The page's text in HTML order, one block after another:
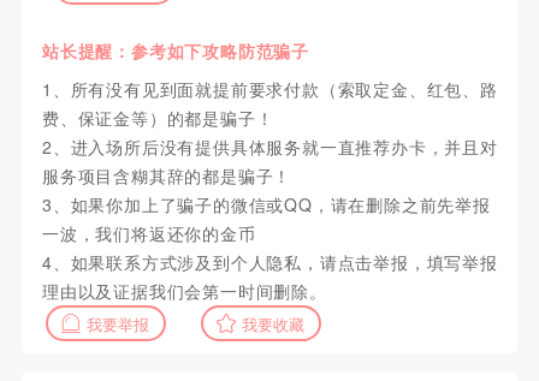
站长提醒：参考如下攻略防范骗子
1、所有没有见到面就提前要求付款（索取定金、红包、路
费、保证金等）的都是骗子！
2、进入场所后没有提供具体服务就一直推荐办卡，并且对
服务项目含糊其辞的都是骗子！
3、如果你加上了骗子的微信或QQ，请在删除之前先举报
一波，我们将返还你的金币
4、如果联系方式涉及到个人隐私，请点击举报，填写举报
理由以及证据我们会第一时间删除。
我要举报 我要收藏